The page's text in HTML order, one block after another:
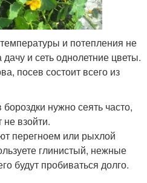
и потепления не
и сеть однолетние цветы.
посев состоит всего из
нужно сеять часто,
не взойти.
перегноем или рыхлой
глинистый, нежные
будут пробиваться долго.